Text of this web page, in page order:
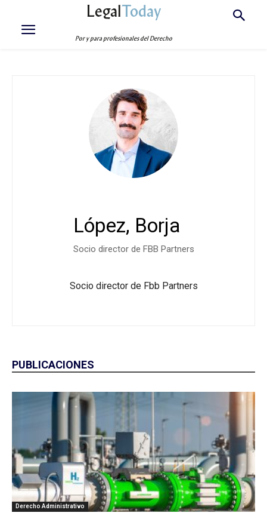
LegalToday
Por y para profesionales del Derecho
López, Borja
Socio director de FBB Partners
Socio director de Fbb Partners
PUBLICACIONES
Derecho Administrativo